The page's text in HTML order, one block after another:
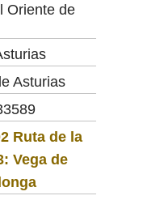
Oriente de
Asturias
Ruta de la
Vega de